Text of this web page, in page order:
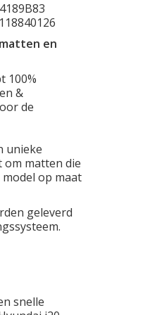
en
100%
&
de
unieke
om matten die
op maat
geleverd
snelle